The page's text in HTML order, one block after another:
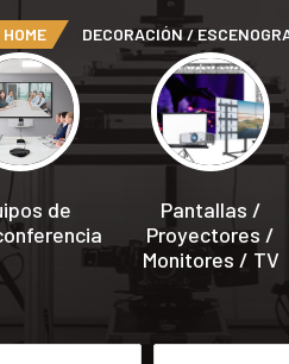
HOME DECORACIÓN /
de
Pantallas /
Proyectores /
Monitores / TV